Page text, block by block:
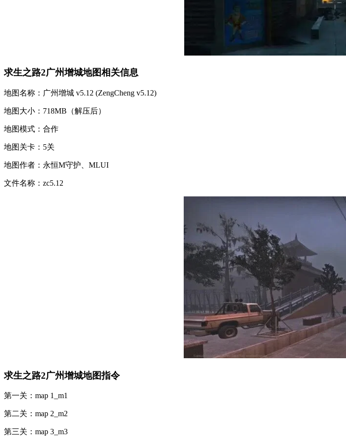
求生之路2广州增城地图相关信息
地图名称：广州增城 v5.12 (ZengCheng v5.12)
地图大小：718MB（解压后）
地图模式：合作
地图关卡：5关
地图作者：永恒M守护、MLUI
文件名称：zc5.12
求生之路2广州增城地图指令
第一关：map 1_m1
第二关：map 2_m2
第三关：map 3_m3